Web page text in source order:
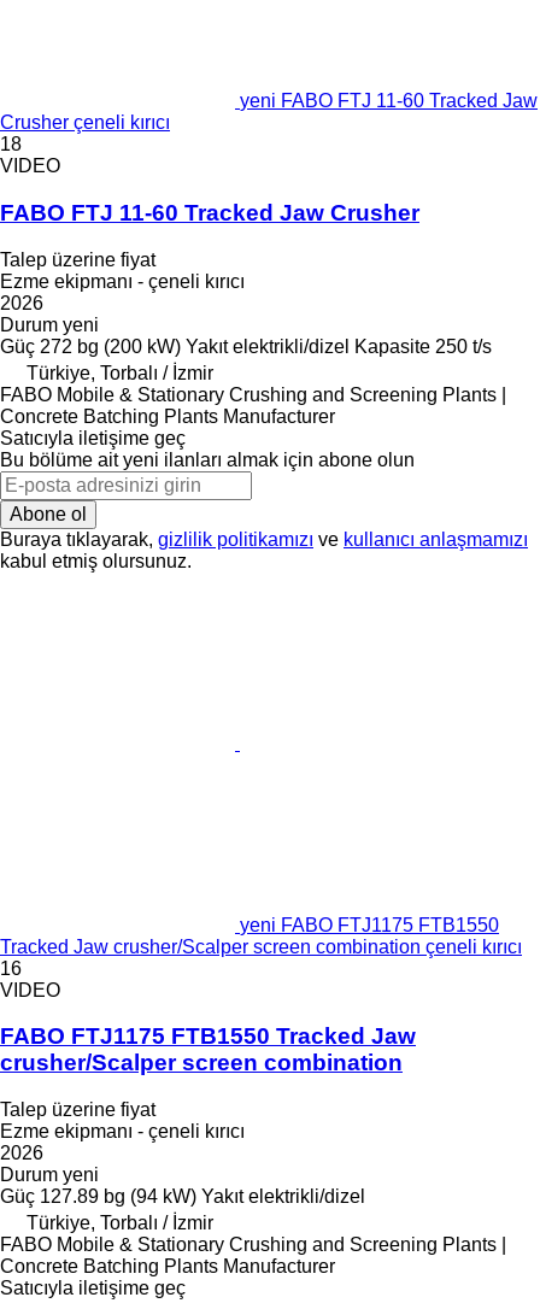
yeni FABO FTJ 11-60 Tracked Jaw
Crusher çeneli kırıcı
18
VIDEO
FABO FTJ 11-60 Tracked Jaw Crusher
Talep üzerine fiyat
Ezme ekipmanı - çeneli kırıcı
2026
Durum yeni
Güç 272 bg (200 kW) Yakıt elektrikli/dizel Kapasite 250 t/s
Türkiye, Torbalı / İzmir
FABO Mobile & Stationary Crushing and Screening Plants |
Concrete Batching Plants Manufacturer
Satıcıyla iletişime geç
Bu bölüme ait yeni ilanları almak için abone olun
Abone ol
Buraya tıklayarak, gizlilik politikamızı ve kullanıcı anlaşmamızı
kabul etmiş olursunuz.
yeni FABO FTJ1175 FTB1550
Tracked Jaw crusher/Scalper screen combination çeneli kırıcı
16
VIDEO
FABO FTJ1175 FTB1550 Tracked Jaw
crusher/Scalper screen combination
Talep üzerine fiyat
Ezme ekipmanı - çeneli kırıcı
2026
Durum yeni
Güç 127.89 bg (94 kW) Yakıt elektrikli/dizel
Türkiye, Torbalı / İzmir
FABO Mobile & Stationary Crushing and Screening Plants |
Concrete Batching Plants Manufacturer
Satıcıyla iletişime geç